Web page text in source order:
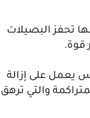
تحفز البصيلات
قوة.
يعمل على إزالة
والتي ترهق